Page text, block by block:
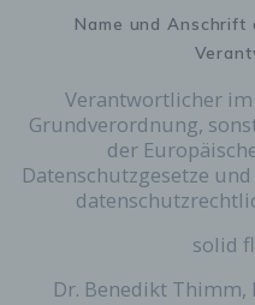
Name und Anschrift
Verantwortlicher im
Grundverordnung,
der
Datenschutzgesetze
solid
Dr. Benedikt Thimm,